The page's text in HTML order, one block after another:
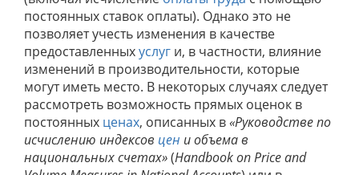
постоянных ставок оплаты). Однако это не
позволяет учесть изменения в качестве
предоставленныхуслуг и, в частности, влияние
изменений в производительности, которые
могут иметь место. В некоторых случаях следует
рассмотреть возможность прямых оценок в
постоянных ценах, описанных в«Руководстве по
исчислению индексов цен и объема в
национальных счетах»(Handbook on Price and